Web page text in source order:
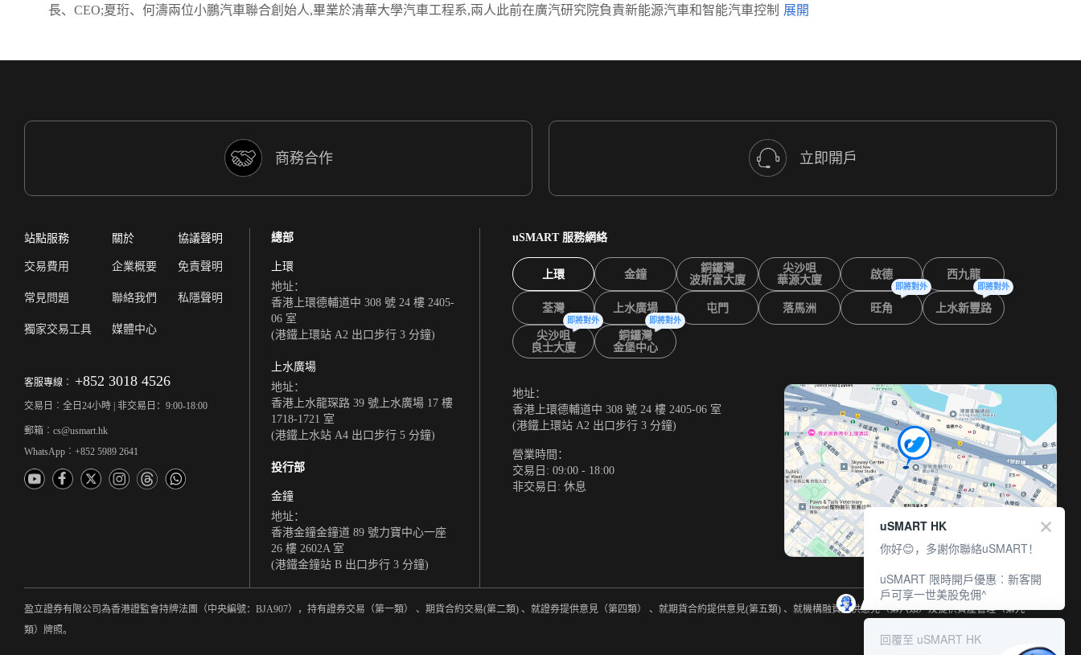
長、CEO;夏珩、何濤兩位小鵬汽車聯合創始人,畢業於清華大學汽車工程系,兩人此前在廣汽研究院負責新能源汽車和智能汽車控制
商務合作 立即開戶
站點服務
交易費用
常見問題
獨家交易工具
關於
企業概要
聯絡我們
媒體中心
協議聲明
免責聲明
私隱聲明
客服專線︰ +852 3018 4526
交易日︰全日24小時 | 非交易日：9:00-18:00
郵箱︰cs@usmart.hk
WhatsApp︰+852 5989 2641
總部
上環
地址：
香港上環德輔道中 308 號 24 樓 2405-
06 室
(港鐵上環站 A2 出口步行 3 分鐘)
上水廣場
地址：
香港上水龍琛路 39 號上水廣場 17 樓
1718-1721 室
(港鐵上水站 A4 出口步行 5 分鐘)
投行部
金鐘
地址：
香港金鐘金鐘道 89 號力寶中心一座
26 樓 2602A 室
(港鐵金鐘站 B 出口步行 3 分鐘)
uSMART 服務網絡
上環 金鐘
銅鑼灣
波斯富大廈
尖沙咀
華源大廈
啟德 西九龍
荃灣 上水廣場 屯門 落馬洲 旺角
即將對外
上水新豐路
即將對外
尖沙咀
良士大廈
即將對外
銅鑼灣
金堡中心
即將對外
地址：
香港上環德輔道中 308 號 24 樓 2405-06 室
(港鐵上環站 A2 出口步行 3 分鐘)
營業時間：
交易日: 09:00 - 18:00
非交易日: 休息
盈立證券有限公司為香港證監會持牌法團（中央編號：BJA907），持有證券交易（第一類） 、期貨合約交易(第二類) 、就證券提供意見（第四類） 、就期貨合約提供意見(第五類) 、就機構融資提供意見（第六類）及提供資產管理（第九
類）牌照。
uSMART HK
你好😊，多謝你聯絡uSMART！
uSMART 限時開戶優惠︰新客開
戶可享一世美股免佣^
回覆至 uSMART HK